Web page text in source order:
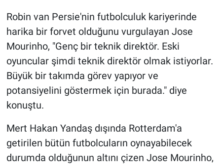
Robin van Persie'nin futbolculuk kariyerinde
harika bir forvet olduğunu vurgulayan Jose
Mourinho, "Genç bir teknik direktör. Eski
oyuncular şimdi teknik direktör olmak istiyorlar.
Büyük bir takımda görev yapıyor ve
potansiyelini göstermek için burada." diye
konuştu.
Mert Hakan Yandaş dışında Rotterdam'a
getirilen bütün futbolcuların oynayabilecek
durumda olduğunun altını çizen Jose Mourinho,